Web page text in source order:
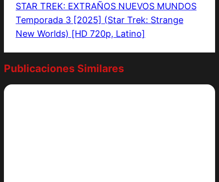
STAR TREK: EXTRAÑOS NUEVOS MUNDOS
Temporada 3 [2025] (Star Trek: Strange
New Worlds) [HD 720p, Latino]
Publicaciones Similares